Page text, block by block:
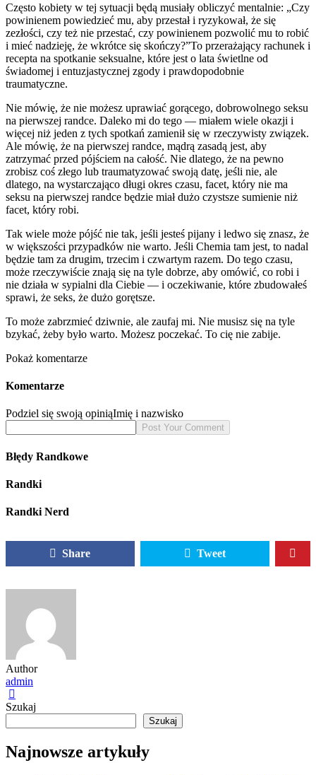
Często kobiety w tej sytuacji będą musiały obliczyć mentalnie: „Czy
powinienem powiedzieć mu, aby przestał i ryzykował, że się
zezłości, czy też nie przestać, czy powinienem pozwolić mu to robić
i mieć nadzieję, że wkrótce się skończy?”To przerażający rachunek i
recepta na spotkanie seksualne, które jest o lata świetlne od
świadomej i entuzjastycznej zgody i prawdopodobnie
traumatyczne.
Nie mówię, że nie możesz uprawiać gorącego, dobrowolnego seksu
na pierwszej randce. Daleko mi do tego — miałem wiele okazji i
więcej niż jeden z tych spotkań zamienił się w rzeczywisty związek.
Ale mówię, że na pierwszej randce, mądrą zasadą jest, aby
zatrzymać przed pójściem na całość. Nie dlatego, że na pewno
zrobisz coś złego lub traumatyzować swoją datę, jeśli nie, ale
dlatego, na wystarczająco długi okres czasu, facet, który nie ma
seksu na pierwszej randce będzie miał dużo czystsze sumienie niż
facet, który robi.
Tak wiele może pójść nie tak, jeśli jesteś pijany i ledwo się znasz, że
w większości przypadków nie warto. Jeśli Chemia tam jest, to nadal
będzie tam za drugim, trzecim i czwartym razem. Do tego czasu,
może rzeczywiście znają się na tyle dobrze, aby omówić, co robi i
nie działa w sypialni dla Ciebie — i oczekiwanie, które zbudowałeś
sprawi, że seks, że dużo gorętsze.
To może zabrzmieć dziwnie, ale zaufaj mi. Nie musisz się na tyle
bzykać, żeby było warto. Możesz poczekać. To cię nie zabije.
Pokaż komentarze
Komentarze
Podziel się swoją opiniąImię i nazwisko
Błędy Randkowe
Randki
Randki Nerd
Share Tweet
Author
admin
Szukaj
Szukaj
Najnowsze artykuły